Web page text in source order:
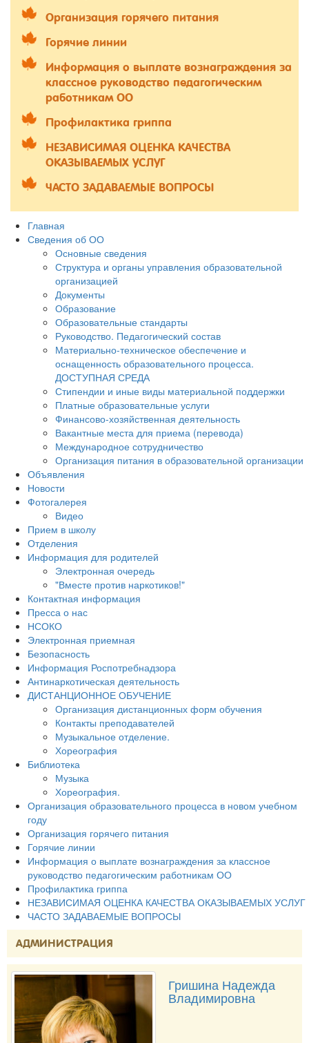
Организация горячего питания
Горячие линии
Информация о выплате вознаграждения за
классное руководство педагогическим
работникам ОО
Профилактика гриппа
НЕЗАВИСИМАЯ ОЦЕНКА КАЧЕСТВА
ОКАЗЫВАЕМЫХ УСЛУГ
ЧАСТО ЗАДАВАЕМЫЕ ВОПРОСЫ
Главная
Сведения об ОО
Основные сведения
Структура и органы управления образовательной
организацией
Документы
Образование
Образовательные стандарты
Руководство. Педагогический состав
Материально-техническое обеспечение и
оснащенность образовательного процесса.
ДОСТУПНАЯ СРЕДА
Стипендии и иные виды материальной поддержки
Платные образовательные услуги
Финансово-хозяйственная деятельность
Вакантные места для приема (перевода)
Международное сотрудничество
Организация питания в образовательной организации
Объявления
Новости
Фотогалерея
Видео
Прием в школу
Отделения
Информация для родителей
Электронная очередь
"Вместе против наркотиков!"
Контактная информация
Пресса о нас
НСОКО
Электронная приемная
Безопасность
Информация Роспотребнадзора
Антинаркотическая деятельность
ДИСТАНЦИОННОЕ ОБУЧЕНИЕ
Организация дистанционных форм обучения
Контакты преподавателей
Музыкальное отделение.
Хореография
Библиотека
Музыка
Хореография.
Организация образовательного процесса в новом учебном
году
Организация горячего питания
Горячие линии
Информация о выплате вознаграждения за классное
руководство педагогическим работникам ОО
Профилактика гриппа
НЕЗАВИСИМАЯ ОЦЕНКА КАЧЕСТВА ОКАЗЫВАЕМЫХ УСЛУГ
ЧАСТО ЗАДАВАЕМЫЕ ВОПРОСЫ
АДМИНИСТРАЦИЯ
Гришина Надежда
Владимировна